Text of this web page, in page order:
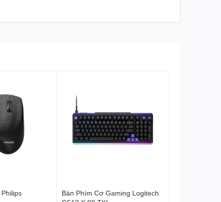
Bàn Phím Cơ Gaming Logitech